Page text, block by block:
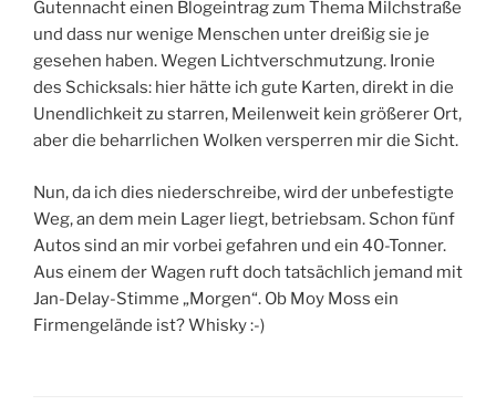
Gutennacht einen Blogeintrag zum Thema Milchstraße
und dass nur wenige Menschen unter dreißig sie je
gesehen haben. Wegen Lichtverschmutzung. Ironie
des Schicksals: hier hätte ich gute Karten, direkt in die
Unendlichkeit zu starren, Meilenweit kein größerer Ort,
aber die beharrlichen Wolken versperren mir die Sicht.
Nun, da ich dies niederschreibe, wird der unbefestigte
Weg, an dem mein Lager liegt, betriebsam. Schon fünf
Autos sind an mir vorbei gefahren und ein 40-Tonner.
Aus einem der Wagen ruft doch tatsächlich jemand mit
Jan-Delay-Stimme „Morgen“. Ob Moy Moss ein
Firmengelände ist? Whisky :-)